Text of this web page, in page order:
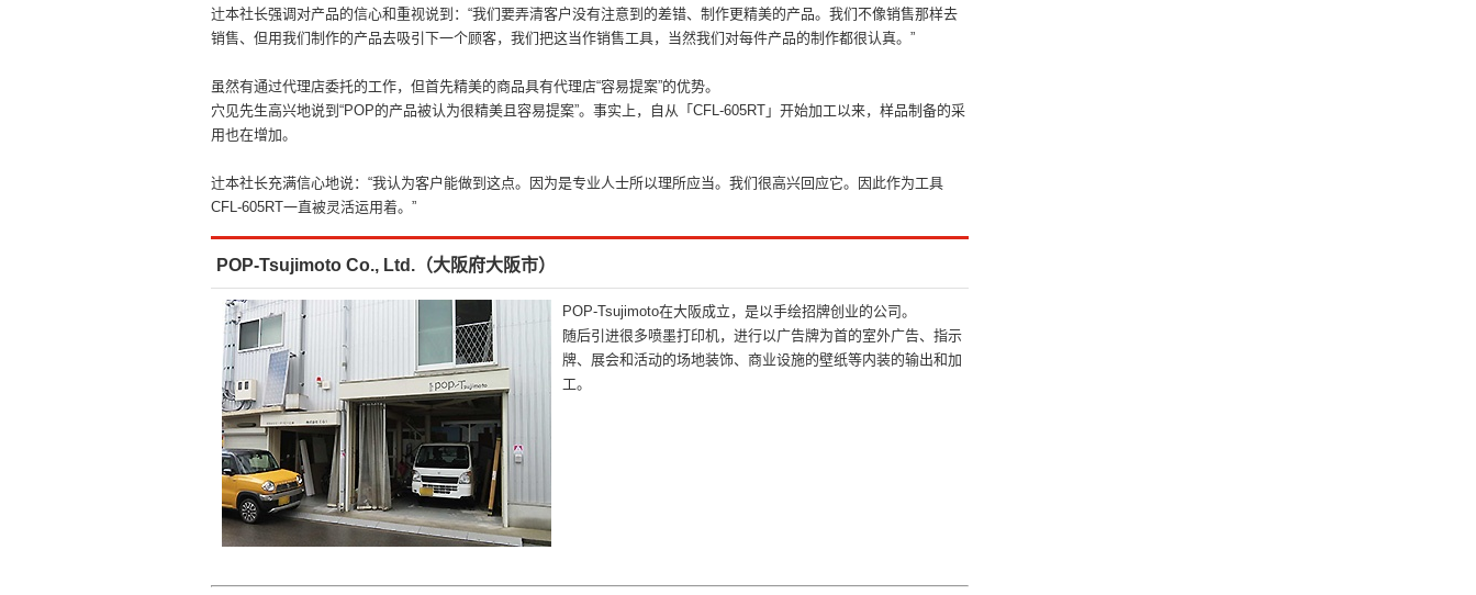
辻本社长强调对产品的信心和重视说到：“我们要弄清客户没有注意到的差错、制作更精美的产品。我们不像销售那样去
销售、但用我们制作的产品去吸引下一个顾客，我们把这当作销售工具，当然我们对每件产品的制作都很认真。”
虽然有通过代理店委托的工作，但首先精美的商品具有代理店“容易提案”的优势。
穴见先生高兴地说到“POP的产品被认为很精美且容易提案”。事实上，自从「CFL-605RT」开始加工以来，样品制备的采
用也在增加。
辻本社长充满信心地说：“我认为客户能做到这点。因为是专业人士所以理所应当。我们很高兴回应它。因此作为工具
CFL-605RT一直被灵活运用着。”
POP-Tsujimoto Co., Ltd.（大阪府大阪市）
POP-Tsujimoto在大阪成立，是以手绘招牌创业的公司。
随后引进很多喷墨打印机，进行以广告牌为首的室外广告、指示
牌、展会和活动的场地装饰、商业设施的壁纸等内装的输出和加
工。